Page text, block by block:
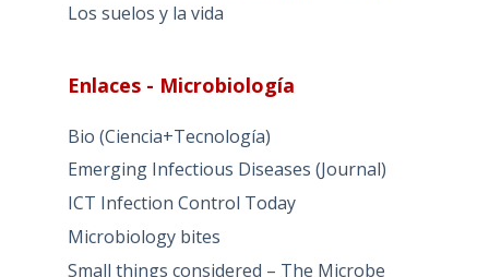
Los suelos y la vida
Enlaces - Microbiología
Bio (Ciencia+Tecnología)
Emerging Infectious Diseases (Journal)
ICT Infection Control Today
Microbiology bites
Small things considered – The Microbe